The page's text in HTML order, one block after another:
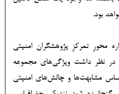
بود.
محورِ تمرکزِ پژوهشگران امنیتی
در نظر داشت ویژگی‌های مجموعه
اساس مشابهت‌ها و چالش‌های امنیتی